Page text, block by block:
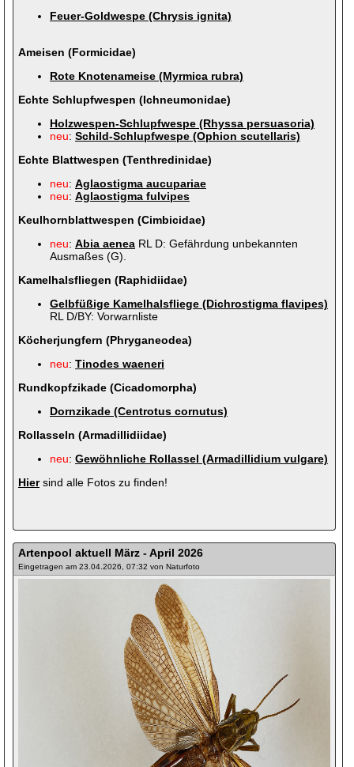
Feuer-Goldwespe (Chrysis ignita)
Ameisen (Formicidae)
Rote Knotenameise (Myrmica rubra)
Echte Schlupfwespen (Ichneumonidae)
Holzwespen-Schlupfwespe (Rhyssa persuasoria)
neu: Schild-Schlupfwespe (Ophion scutellaris)
Echte Blattwespen (Tenthredinidae)
neu: Aglaostigma aucupariae
neu: Aglaostigma fulvipes
Keulhornblattwespen (Cimbicidae)
neu: Abia aenea RL D: Gefährdung unbekannten
Ausmaßes (G).
Kamelhalsfliegen (Raphidiidae)
Gelbfüßige Kamelhalsfliege (Dichrostigma flavipes)
RL D/BY: Vorwarnliste
Köcherjungfern (Phryganeodea)
neu: Tinodes waeneri
Rundkopfzikade (Cicadomorpha)
Dornzikade (Centrotus cornutus)
Rollasseln (Armadillidiidae)
neu: Gewöhnliche Rollassel (Armadillidium vulgare)
Hiersind alle Fotos zu finden!
Artenpool aktuell März - April 2026
Eingetragen am 23.04.2026, 07:32 von Naturfoto